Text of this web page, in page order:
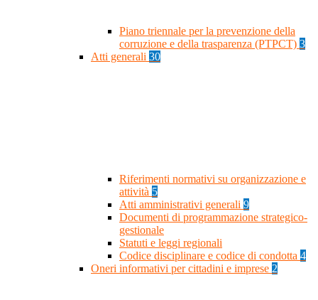
Piano triennale per la prevenzione della
corruzione e della trasparenza (PTPCT) 3
Atti generali 30
Riferimenti normativi su organizzazione e
attività 5
Atti amministrativi generali 9
Documenti di programmazione strategico-
gestionale
Statuti e leggi regionali
Codice disciplinare e codice di condotta 4
Oneri informativi per cittadini e imprese 2